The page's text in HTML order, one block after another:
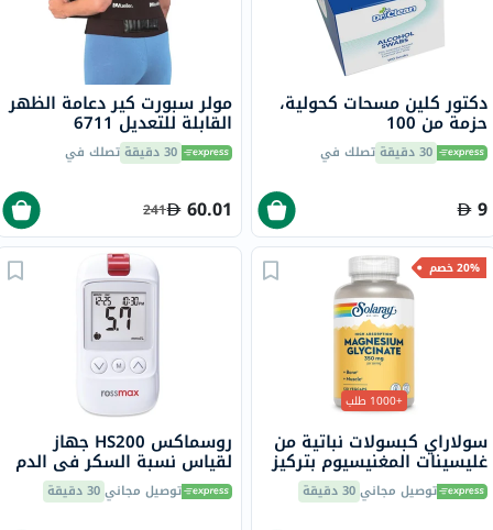
دكتور كلين مسحات كحولية،
حزمة من 100
30 دقيقة تصلك في
9
مولر سبورت كير دعامة الظهر
القابلة للتعديل 6711
30 دقيقة تصلك في
60.01
241
20% خصم
+1000 طلب
سولاراي كبسولات نباتية من
غليسينات المغنيسيوم بتركيز
350 ملجم لصحة العظام
والعضلات حزمة من 120
توصيل مجاني30 دقيقة
روسماكس HS200 جهاز
لقياس نسبة السكر في الدم
مع شرائط للتحكم في مرض
السكريتوصيل مجاني30 دقيقة